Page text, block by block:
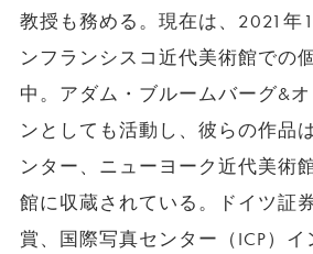
教授も務める。現在は、2021年
ンフランシスコ近代美術館での
中。アダム・ブルームバーグ&
ンとしても活動し、彼らの作品
ンター、ニューヨーク近代美術
館に収蔵されている。ドイツ証
賞、国際写真センター（ICP）